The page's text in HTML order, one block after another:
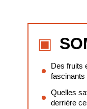
Des fruits
fascinants
Quelles
derrière